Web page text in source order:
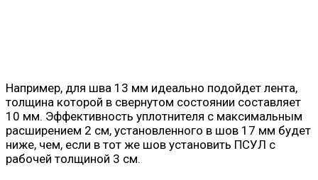
Например, для шва 13 мм идеально подойдет лента,
толщина которой в свернутом состоянии составляет
10 мм. Эффективность уплотнителя с максимальным
расширением 2 см, установленного в шов 17 мм будет
ниже, чем, если в тот же шов установить ПСУЛ с
рабочей толщиной 3 см.